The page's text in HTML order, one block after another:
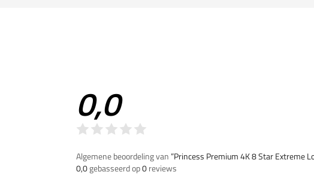
0,0
Algemene beoordeling van”Princess Premium 4K 8 Star Extreme
0,0gebasseerd op0reviews